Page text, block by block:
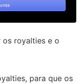
royalties e o
para que os